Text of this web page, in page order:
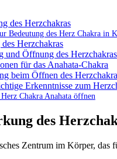
des Herzchakras
Bedeutung des Herz Chakra in
Herzchakras
und Öffnung des Herzchakras
für das Anahata-Chakra
beim Öffnen des
Erkenntnisse zum
Chakra Anahata öffnen
des
Zentrum im Körper,